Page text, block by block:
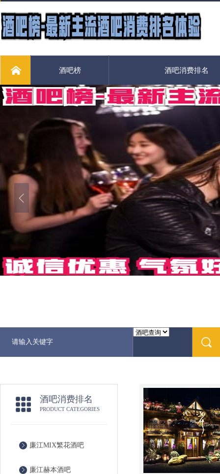
酒吧榜 酒吧消费排名
酒吧消费排名
PRODUCT CATEGORIES
廉江MIX繁花酒吧
廉江赫本酒吧